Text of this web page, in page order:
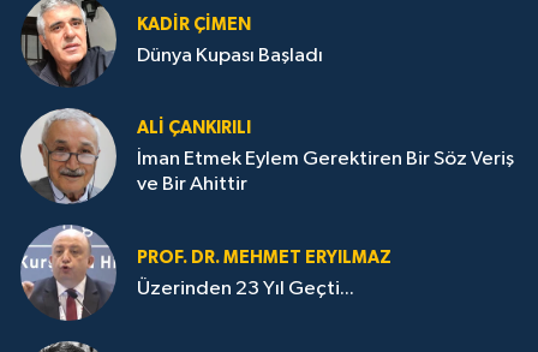
KADIR ÇIMEN
Dünya Kupası Başladı
ALI ÇANKIRILI
İman Etmek Eylem Gerektiren Bir Söz Veriş
ve Bir Ahittir
PROF. DR. MEHMET ERYILMAZ
Üzerinden 23 Yıl Geçti...